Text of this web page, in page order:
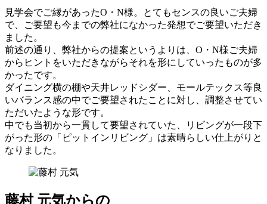
見学会でご縁があったO・N様。とてもセンスの良いご夫婦
で、ご要望も今までの弊社になかった発想でご要望いただき
ました。
前述の通り、弊社からの提案というよりは、O・N様ご夫婦
からヒントをいただきながらそれを形にしていったものが多
かったです。
ダイニング横の棚や天井レッドシダー、モールテックス等良
いバランス感の中でご要望されたことに対し、調整させてい
ただいたような形です。
中でも当初から一貫して要望されていた、リビングが一段下
がった形の「ピットインリビング」は素晴らしい仕上がりと
なりました。
藤村 元気からの